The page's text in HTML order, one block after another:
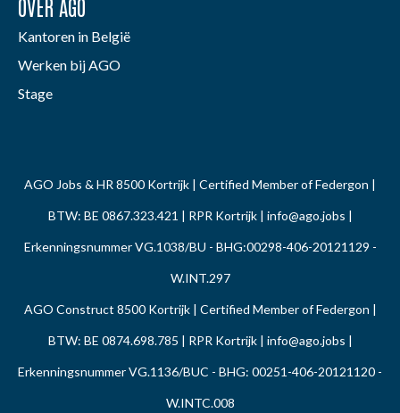
OVER AGO
Kantoren in België
Werken bij AGO
Stage
AGO Jobs & HR 8500 Kortrijk | Certified Member of Federgon |
BTW: BE 0867.323.421 | RPR Kortrijk | info@ago.jobs |
Erkenningsnummer VG.1038/BU - BHG:00298-406-20121129 -
W.INT.297
AGO Construct 8500 Kortrijk | Certified Member of Federgon |
BTW: BE 0874.698.785 | RPR Kortrijk | info@ago.jobs |
Erkenningsnummer VG.1136/BUC - BHG: 00251-406-20121120 -
W.INTC.008